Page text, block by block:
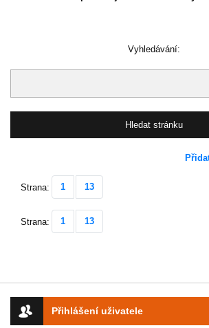
Přihlášení uživatele
Vyhledávání:
Strana: 1 13
Strana: 1 13